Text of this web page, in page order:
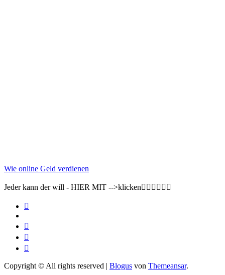
Wie online Geld verdienen
Jeder kann der will - HIER MIT -->klicken👇🏽👇🏽👇🏽
Copyright © All rights reserved | Blogus von Themeansar.